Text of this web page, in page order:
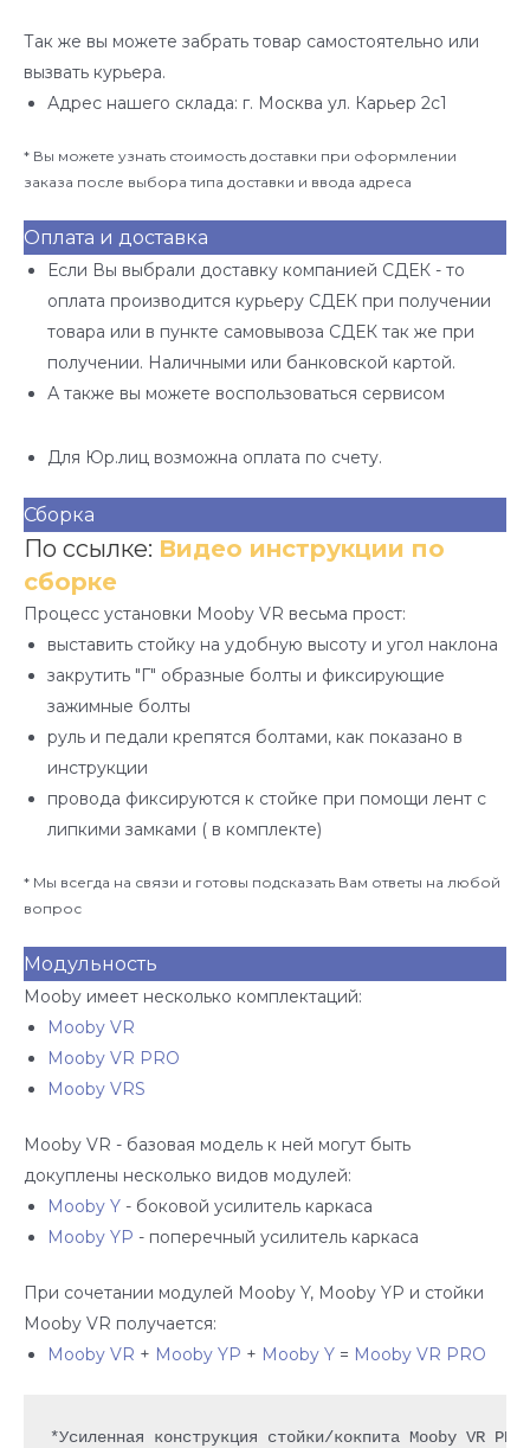
Так же вы можете забрать товар самостоятельно или
вызвать курьера.
Адрес нашего склада: г. Москва ул. Карьер 2с1
* Вы можете узнать стоимость доставки при оформлении
заказа после выбора типа доставки и ввода адреса
Оплата и доставка
Если Вы выбрали доставку компанией СДЕК - то
оплата производится курьеру СДЕК при получении
товара или в пункте самовывоза СДЕК так же при
получении. Наличными или банковской картой.
А также вы можете воспользоваться сервисом
Для Юр.лиц возможна оплата по счету.
Сборка
По ссылке: Видео инструкции по
сборке
Процесс установки Mooby VR весьма прост:
выставить стойку на удобную высоту и угол наклона
закрутить "Г" образные болты и фиксирующие
зажимные болты
руль и педали крепятся болтами, как показано в
инструкции
провода фиксируются к стойке при помощи лент с
липкими замками ( в комплекте)
* Мы всегда на связи и готовы подсказать Вам ответы на любой
вопрос
Модульность
Mooby имеет несколько комплектаций:
Mooby VR
Mooby VR PRO
Mooby VRS
Mooby VR - базовая модель к ней могут быть
докуплены несколько видов модулей:
Mooby Y - боковой усилитель каркаса
Mooby YP - поперечный усилитель каркаса
При сочетании модулей Mooby Y, Mooby YP и стойки
Mooby VR получается:
Mooby VR + Mooby YP + Mooby Y = Mooby VR PRO
*Усиленная конструкция стойки/кокпита Mooby VR